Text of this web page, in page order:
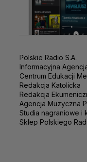
Polskie Radio S.A.
Informacyjna
Centrum Edukacji
Redakcja Katolicka
Redakcja
Agencja Muzyczna
Studia nagraniowe i
Sklep Polskiego